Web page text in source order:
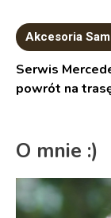
Akcesoria
Serwis
powrót na
O mnie :)